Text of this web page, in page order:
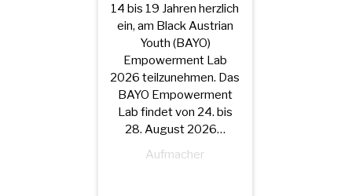
14 bis 19 Jahren herzlich
ein, am Black Austrian
Youth (BAYO)
Empowerment Lab
2026 teilzunehmen. Das
BAYO Empowerment
Lab findet von 24. bis
28. August 2026…
Aufmacher